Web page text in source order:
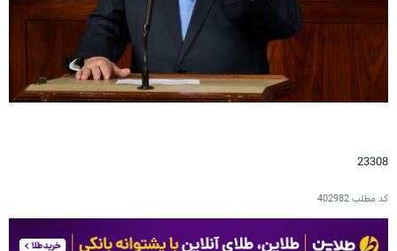
23308
کد مطلب402982